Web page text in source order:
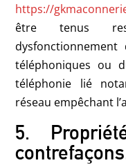
https://
être tenus
téléphoniques ou
téléphonie lié
réseau empêchant
5.